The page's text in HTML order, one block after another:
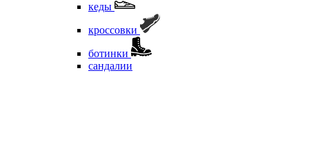
кеды
кроссовки
ботинки
сандалии